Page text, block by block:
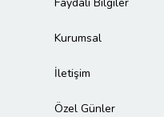
Kurumsal
İletişim
Özel Günler